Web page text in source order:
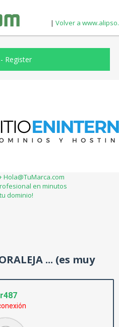
| Volver a
- Register
Hola@TuMarca.com
en minutos
dominio!
... (es muy